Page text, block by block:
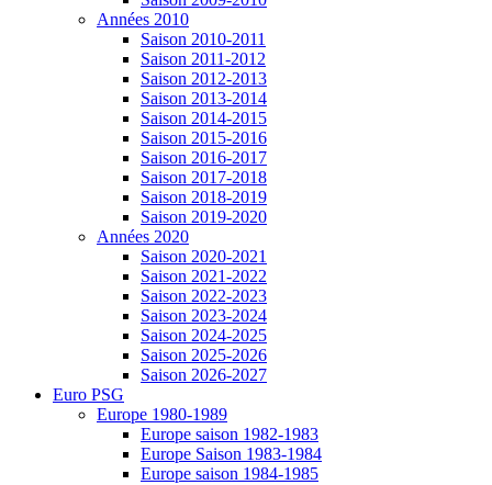
Années 2010
Saison 2010-2011
Saison 2011-2012
Saison 2012-2013
Saison 2013-2014
Saison 2014-2015
Saison 2015-2016
Saison 2016-2017
Saison 2017-2018
Saison 2018-2019
Saison 2019-2020
Années 2020
Saison 2020-2021
Saison 2021-2022
Saison 2022-2023
Saison 2023-2024
Saison 2024-2025
Saison 2025-2026
Saison 2026-2027
Euro PSG
Europe 1980-1989
Europe saison 1982-1983
Europe Saison 1983-1984
Europe saison 1984-1985